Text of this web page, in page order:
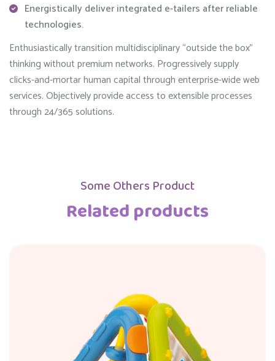
Energistically deliver integrated e-tailers after reliable
technologies.
Enthusiastically transition multidisciplinary “outside the box”
thinking without premium networks. Progressively supply
clicks-and-mortar human capital through enterprise-wide web
services. Objectively provide access to extensible processes
through 24/365 solutions.
Some Others Product
Related products